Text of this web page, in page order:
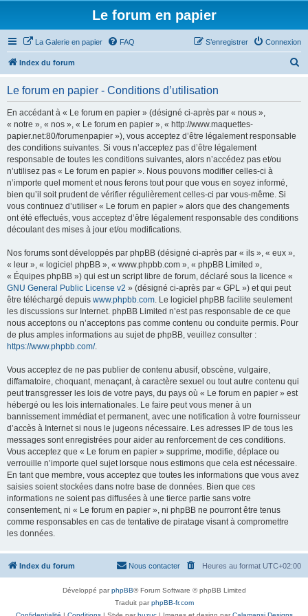
Le forum en papier
La Galerie en papier FAQ Connexion
S’enregistrer
Index du forum
Le forum en papier - Conditions d’utilisation
En accédant à « Le forum en papier » (désigné ci-après par « nous »,
« notre », « nos », « Le forum en papier », « http://www.maquettes-
papier.net:80/forumenpapier »), vous acceptez d’être légalement responsable
des conditions suivantes. Si vous n’acceptez pas d’être légalement
responsable de toutes les conditions suivantes, alors n’accédez pas et/ou
n’utilisez pas « Le forum en papier ». Nous pouvons modifier celles-ci à
n’importe quel moment et nous ferons tout pour que vous en soyez informé,
bien qu’il soit prudent de vérifier régulièrement celles-ci par vous-même. Si
vous continuez d’utiliser « Le forum en papier » alors que des changements
ont été effectués, vous acceptez d’être légalement responsable des conditions
découlant des mises à jour et/ou modifications.
Nos forums sont développés par phpBB (désigné ci-après par « ils », « eux »,
« leur », « logiciel phpBB », « www.phpbb.com », « phpBB Limited »,
« Équipes phpBB ») qui est un script libre de forum, déclaré sous la licence «
GNU General Public License v2 » (désigné ci-après par « GPL ») et qui peut
être téléchargé depuis www.phpbb.com. Le logiciel phpBB facilite seulement
les discussions sur Internet. phpBB Limited n’est pas responsable de ce que
nous acceptons ou n’acceptons pas comme contenu ou conduite permis. Pour
de plus amples informations au sujet de phpBB, veuillez consulter :
https://www.phpbb.com/.
Vous acceptez de ne pas publier de contenu abusif, obscène, vulgaire,
diffamatoire, choquant, menaçant, à caractère sexuel ou tout autre contenu qui
peut transgresser les lois de votre pays, du pays où « Le forum en papier » est
hébergé ou les lois internationales. Le faire peut vous mener à un
bannissement immédiat et permanent, avec une notification à votre fournisseur
d’accès à Internet si nous le jugeons nécessaire. Les adresses IP de tous les
messages sont enregistrées pour aider au renforcement de ces conditions.
Vous acceptez que « Le forum en papier » supprime, modifie, déplace ou
verrouille n’importe quel sujet lorsque nous estimons que cela est nécessaire.
En tant que membre, vous acceptez que toutes les informations que vous avez
saisies soient stockées dans notre base de données. Bien que ces
informations ne soient pas diffusées à une tierce partie sans votre
consentement, ni « Le forum en papier », ni phpBB ne pourront être tenus
comme responsables en cas de tentative de piratage visant à compromettre
les données.
Index du forum Heures au format UTC+02:00
Nous contacter
Développé parphpBB® Forum Software © phpBB Limited
Traduit parphpBB-fr.com